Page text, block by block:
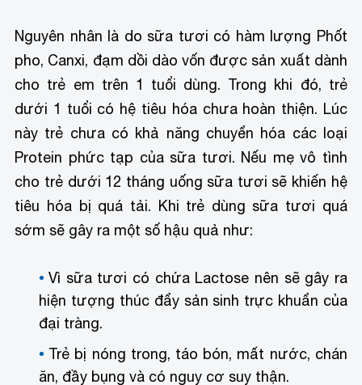
Nguyên nhân là do sữa tươi có hàm lượng Phốt
pho, Canxi, đạm dồi dào vốn được sản xuất dành
cho trẻ em trên 1 tuổi dùng. Trong khi đó, trẻ
dưới 1 tuổi có hệ tiêu hóa chưa hoàn thiện. Lúc
này trẻ chưa có khả năng chuyển hóa các loại
Protein phức tạp của sữa tươi. Nếu mẹ vô tình
cho trẻ dưới 12 tháng uống sữa tươi sẽ khiến hệ
tiêu hóa bị quá tải. Khi trẻ dùng sữa tươi quá
sớm sẽ gây ra một số hậu quả như:
Vì sữa tươi có chứa Lactose nên sẽ gây ra
hiện tượng thúc đẩy sản sinh trực khuẩn của
đại tràng.
Trẻ bị nóng trong, táo bón, mất nước, chán
ăn, đầy bụng và có nguy cơ suy thận.